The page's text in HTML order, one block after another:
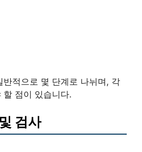
반적으로 몇 단계로 나뉘며, 각
할 점이 있습니다.
검사